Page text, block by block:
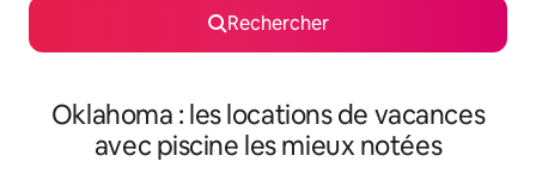
Rechercher
Oklahoma : les locations de vacances
avec piscine les mieux notées